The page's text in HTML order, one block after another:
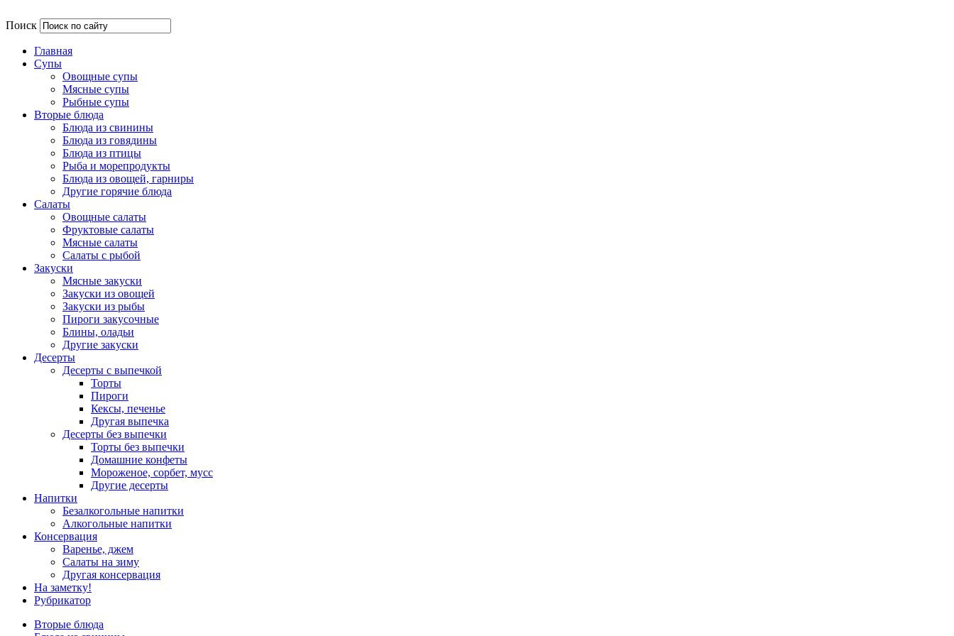
Поиск
Главная
Супы
Овощные супы
Мясные супы
Рыбные супы
Вторые блюда
Блюда из свинины
Блюда из говядины
Блюда из птицы
Рыба и морепродукты
Блюда из овощей, гарниры
Другие горячие блюда
Салаты
Овощные салаты
Фруктовые салаты
Мясные салаты
Салаты с рыбой
Закуски
Мясные закуски
Закуски из овощей
Закуски из рыбы
Пироги закусочные
Блины, оладьи
Другие закуски
Десерты
Десерты с выпечкой
Торты
Пироги
Кексы, печенье
Другая выпечка
Десерты без выпечки
Торты без выпечки
Домашние конфеты
Мороженое, сорбет, мусс
Другие десерты
Напитки
Безалкогольные напитки
Алкогольные напитки
Консервация
Варенье, джем
Салаты на зиму
Другая консервация
На заметку!
Рубрикатор
Вторые блюда